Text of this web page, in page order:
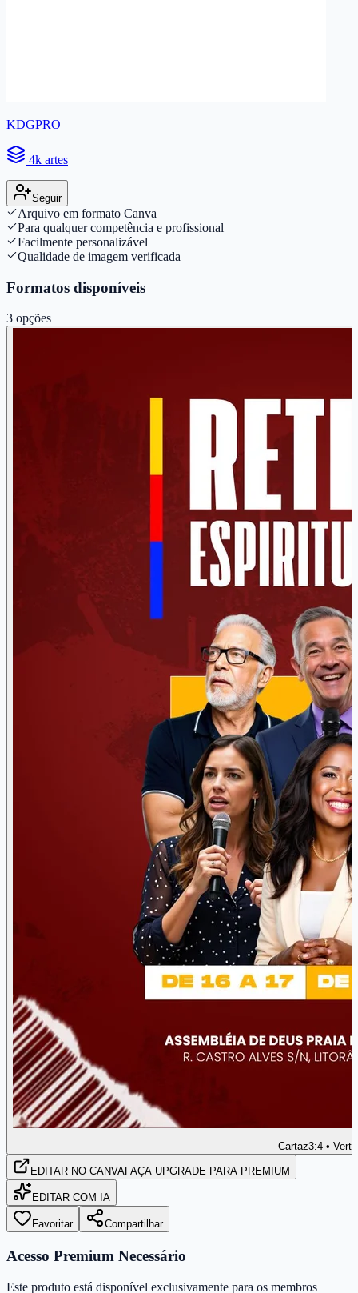
KDGPRO
4k artes
Seguir
Arquivo em formato Canva
Para qualquer competência e profissional
Facilmente personalizável
Qualidade de imagem verificada
Formatos disponíveis
3 opções
Cartaz3:4 •
EDITAR NO CANVAFAÇA UPGRADE PARA PREMIUM
EDITAR COM IA
Favoritar Compartilhar
Acesso Premium Necessário
Este produto está disponível exclusivamente para os membros